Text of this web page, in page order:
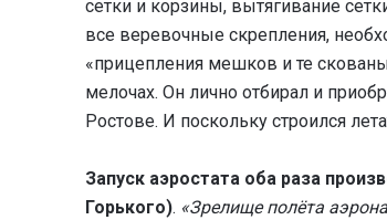
сетки и корзины, вытягивание
все веревочные скрепления,
«прицепления мешков и те
мелочах. Он лично отбирал и
Ростове. И поскольку строился
Запуск аэростата оба раза
Горького). «Зрелище полёта